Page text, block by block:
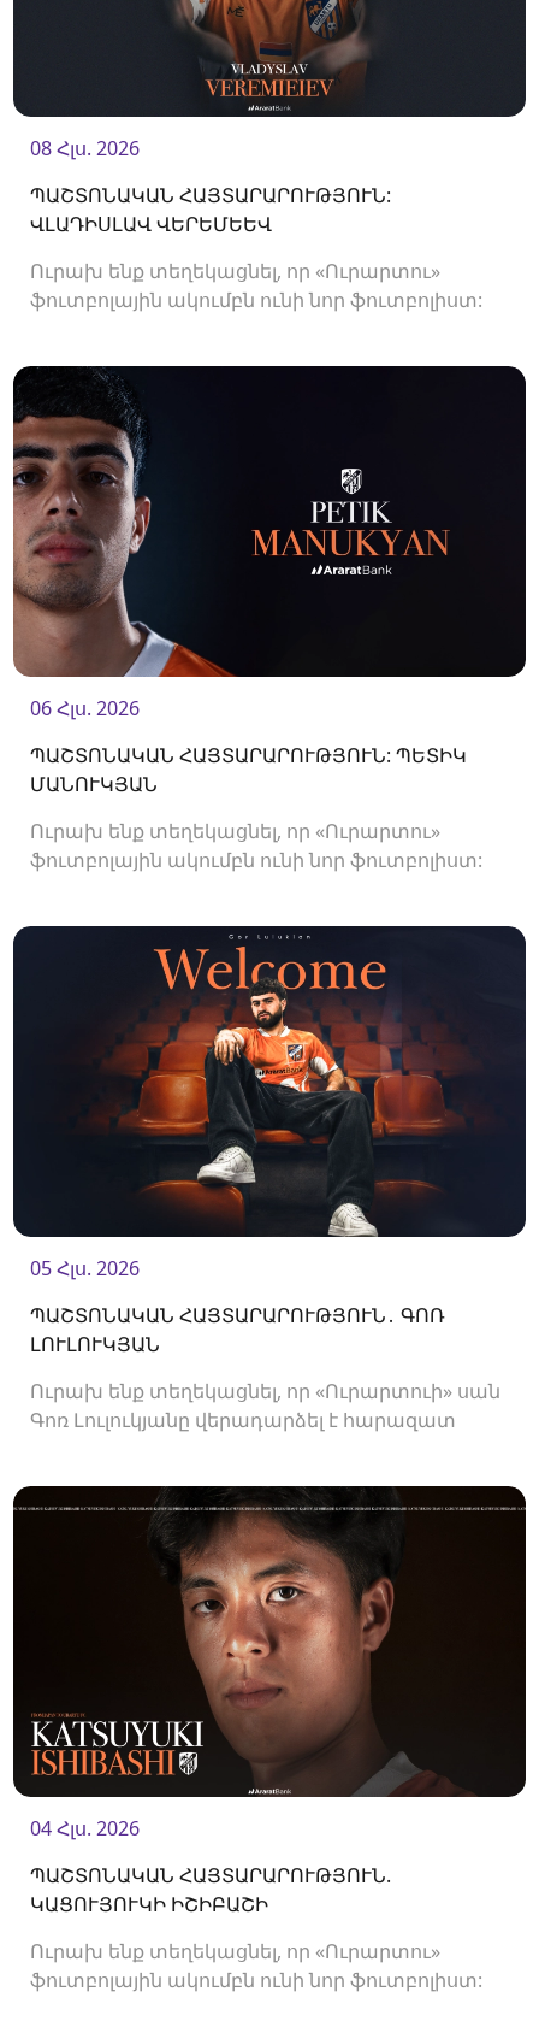
08 Հլս. 2026
ՊԱՇՏՈՆԱԿԱՆ ՀԱՅՏԱՐԱՐՈՒԹՅՈՒՆ:
ՎԼԱԴԻՍԼԱՎ ՎԵՐԵՄԵԵՎ
Ուրախ ենք տեղեկացնել, որ «Ուրարտու»
ֆուտբոլային ակումբն ունի նոր ֆուտբոլիստ:
06 Հլս. 2026
ՊԱՇՏՈՆԱԿԱՆ ՀԱՅՏԱՐԱՐՈՒԹՅՈՒՆ: ՊԵՏԻԿ
ՄԱՆՈՒԿՅԱՆ
Ուրախ ենք տեղեկացնել, որ «Ուրարտու»
ֆուտբոլային ակումբն ունի նոր ֆուտբոլիստ:
05 Հլս. 2026
ՊԱՇՏՈՆԱԿԱՆ ՀԱՅՏԱՐԱՐՈՒԹՅՈՒՆ․ ԳՈՌ
ԼՈՒԼՈՒԿՅԱՆ
Ուրախ ենք տեղեկացնել, որ «Ուրարտուի» սան
Գոռ Լուլուկյանը վերադարձել է հարազատ
04 Հլս. 2026
ՊԱՇՏՈՆԱԿԱՆ ՀԱՅՏԱՐԱՐՈՒԹՅՈՒՆ.
ԿԱՑՈՒՅՈՒԿԻ ԻՇԻԲԱՇԻ
Ուրախ ենք տեղեկացնել, որ «Ուրարտու»
ֆուտբոլային ակումբն ունի նոր ֆուտբոլիստ: